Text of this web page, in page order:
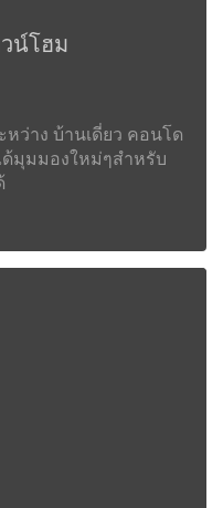
น์โฮม
หว่าง บ้านเดี่ยว คอนโด
มุมมองใหม่ๆสำหรับ